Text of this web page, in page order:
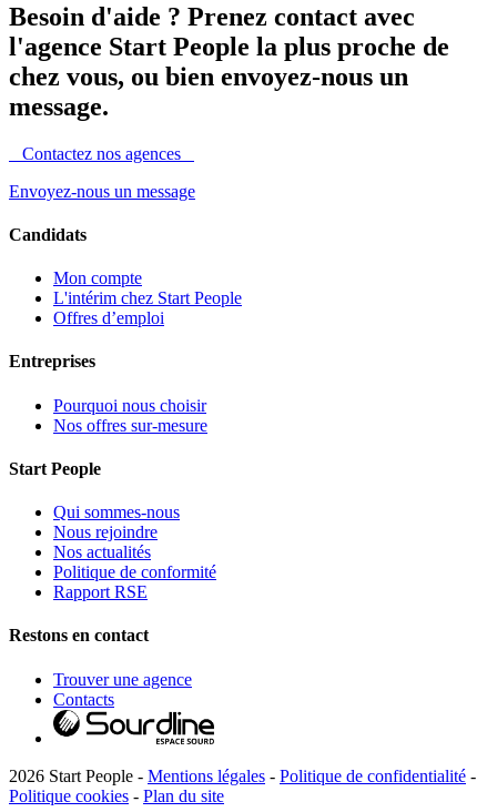
Besoin d'aide ? Prenez contact avec
l'agence Start People la plus proche de
chez vous, ou bien envoyez-nous un
message.
Contactez nos agences
Envoyez-nous un message
Candidats
Mon compte
L'intérim chez Start People
Offres d’emploi
Entreprises
Pourquoi nous choisir
Nos offres sur-mesure
Start People
Qui sommes-nous
Nous rejoindre
Nos actualités
Politique de conformité
Rapport RSE
Restons en contact
Trouver une agence
Contacts
2026 Start People - Mentions légales - Politique de confidentialité -
Politique cookies - Plan du site